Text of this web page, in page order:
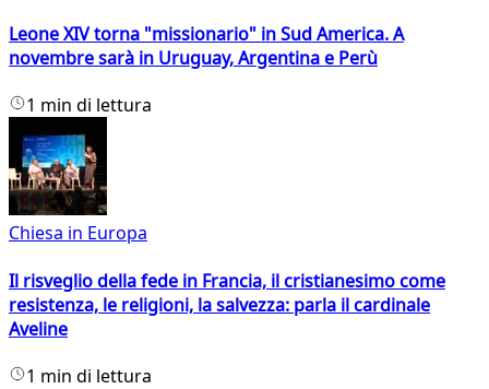
Leone XIV torna "missionario" in Sud America. A
novembre sarà in Uruguay, Argentina e Perù
1 min di lettura
Chiesa in Europa
Il risveglio della fede in Francia, il cristianesimo come
resistenza, le religioni, la salvezza: parla il cardinale
Aveline
1 min di lettura